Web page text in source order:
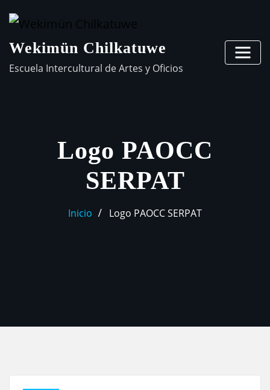
Wekimün Chilkatuwe
Escuela Intercultural de Artes y Oficios
Logo PAOCC
SERPAT
Inicio Logo PAOCC SERPAT